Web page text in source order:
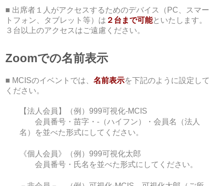
■ 出席者１人がアクセスするためのデバイス（PC、スマー
トフォン、タブレット等）は ２台まで可能といたします。
３台以上のアクセスはご遠慮ください。
Zoomでの名前表示
■ MCISのイベントでは、名前表示を下記のように設定して
ください。
【法人会員】（例）999可視化-MCIS
会員番号・苗字・-（ハイフン）・会員名（法人
名）を並べた形式にしてください。
《個人会員》（例）999可視化太郎
会員番号・氏名を並べた形式にしてください。